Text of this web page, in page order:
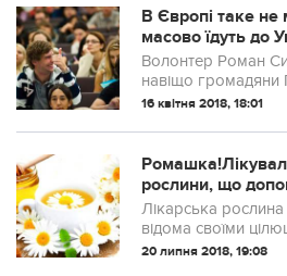
В Європі таке
масово їдуть до
«товаром»
Волонтер Роман
навіщо
купують в Україні
16 квітня 2018, 18:01
рослини, що
здоровя та красу
Лікарська
відома своїми
відмінно
20 липня 2018, 19:08